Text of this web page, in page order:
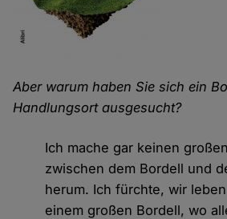
Aber warum haben Sie sich ein
Handlungsort ausgesucht?
Ich mache gar keinen
zwischen dem Bordell und
herum. Ich fürchte, wir
einem großen Bordell, wo